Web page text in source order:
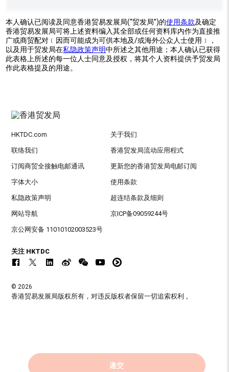
本人确认已阅读及同意香港贸易发展局(“贸发局”)的使用条款及确定
香港贸易发展局可将上述资料编入其全部或任何资料库内作为直接推
广或商贸配对﹝因而可能成为可供本地及/或海外公众人士使用﹞，
以及用于贸发局在私隐政策声明中所述之其他用途；本人确认已获得
此表格上所述的每一位人士同意及授权，将其个人资料提供予贸发局
作此表格提及的用途。
递交
HKTDC.com 关于我们
联络我们 香港贸发局流动应用程式
订阅商贸全接触电邮通讯 更新您的香港贸发局电邮订阅
字体大小 使用条款
私隐政策声明 超连结条款及细则
网站导航 京ICP备09059244号
京公网安备 11010102003523号
关注 HKTDC
© 2026
香港贸易发展局版权所有，对违反版权者保留一切追索权利 。